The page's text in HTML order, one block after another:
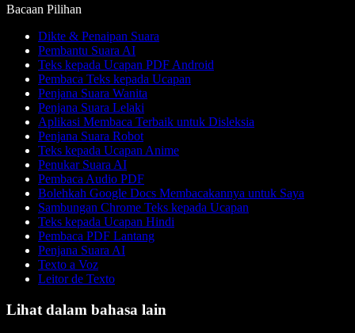
Bacaan Pilihan
Dikte & Penaipan Suara
Pembantu Suara AI
Teks kepada Ucapan PDF Android
Pembaca Teks kepada Ucapan
Penjana Suara Wanita
Penjana Suara Lelaki
Aplikasi Membaca Terbaik untuk Disleksia
Penjana Suara Robot
Teks kepada Ucapan Anime
Penukar Suara AI
Pembaca Audio PDF
Bolehkah Google Docs Membacakannya untuk Saya
Sambungan Chrome Teks kepada Ucapan
Teks kepada Ucapan Hindi
Pembaca PDF Lantang
Penjana Suara AI
Texto a Voz
Leitor de Texto
Lihat dalam bahasa lain